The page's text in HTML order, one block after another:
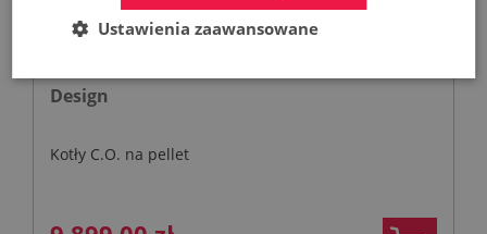
Design
Kotły C.O. na pellet
Ustawienia zaawansowane